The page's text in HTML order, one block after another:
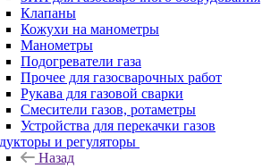
Клапаны
Кожухи на манометры
Манометры
Подогреватели газа
Прочее для газосварочных работ
Рукава для газовой сварки
Смесители газов, ротаметры
Устройства для перекачки газов
и регуляторы
Назад